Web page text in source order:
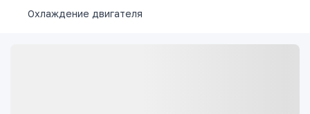
Охлаждение двигателя